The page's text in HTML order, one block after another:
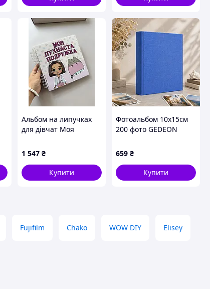
Альбом на липучках
для дівчат Моя
Пушин
1 547 ₴
Купити
Фотоальбом 10x15см
200 фото GEDEON
659 ₴
Купити
Fujifilm Chako WOW DIY Elisey